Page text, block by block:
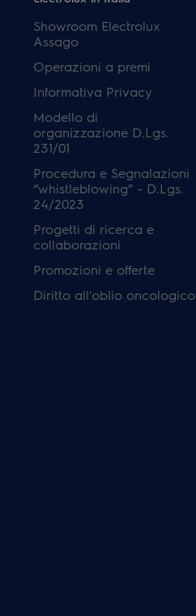
Showroom Electrolux
Assago
Operazioni a premi
Informativa Privacy
Modello di
organizzazione D.Lgs.
231/01
Procedura e Segnalazioni
“whistleblowing” - D.Lgs.
24/2023
Progetti di ricerca e
collaborazioni
Promozioni e offerte
Diritto all'oblio oncologico